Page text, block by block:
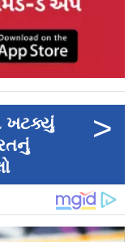
ખટક્યું
>